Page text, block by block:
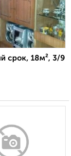
срок, 18м², 3/9